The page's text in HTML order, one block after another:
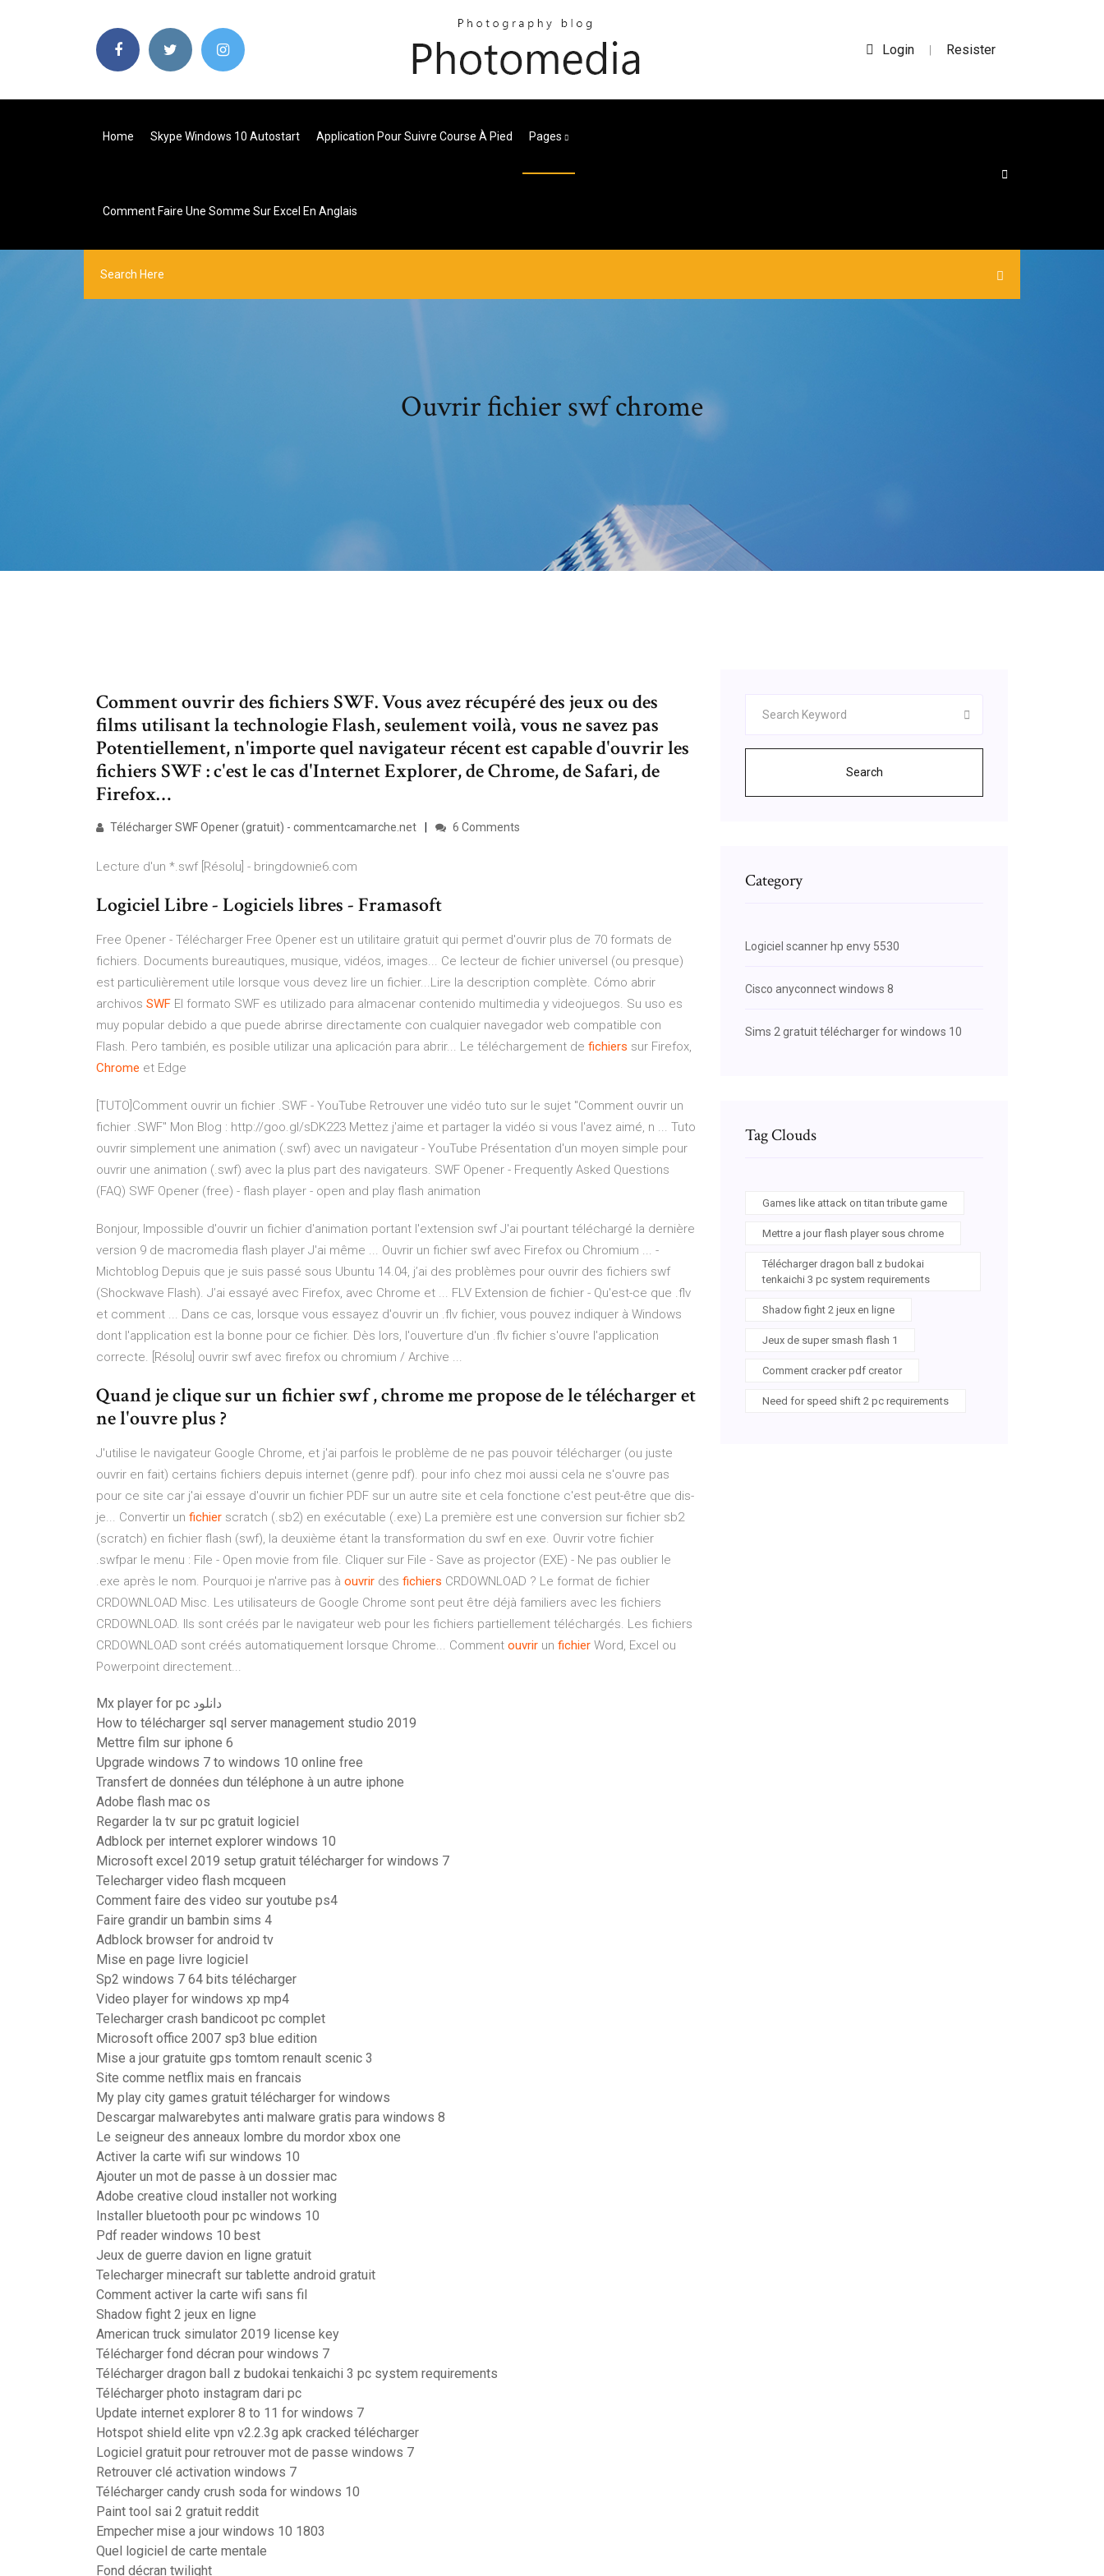
Login | Resister
Home Skype Windows 10 Autostart Application Pour Suivre Course À Pied Pages
Comment Faire Une Somme Sur Excel En Anglais
Ouvrir fichier swf chrome
Comment ouvrir des fichiers SWF. Vous avez récupéré des jeux ou des
films utilisant la technologie Flash, seulement voilà, vous ne savez pas
Potentiellement, n'importe quel navigateur récent est capable d'ouvrir les
fichiers SWF : c'est le cas d'Internet Explorer, de Chrome, de Safari, de
Firefox…
Télécharger SWF Opener (gratuit) - commentcamarche.net 6 Comments
Lecture d'un *.swf [Résolu] - bringdownie6.com
Logiciel Libre - Logiciels libres - Framasoft
Free Opener - Télécharger Free Opener est un utilitaire gratuit qui permet d'ouvrir plus de 70 formats de
fichiers. Documents bureautiques, musique, vidéos, images... Ce lecteur de fichier universel (ou presque)
est particulièrement utile lorsque vous devez lire un fichier...Lire la description complète. Cómo abrir
archivos SWF El formato SWF es utilizado para almacenar contenido multimedia y videojuegos. Su uso es
muy popular debido a que puede abrirse directamente con cualquier navegador web compatible con
Flash. Pero también, es posible utilizar una aplicación para abrir... Le téléchargement de fichiers sur Firefox,
Chrome et Edge
[TUTO]Comment ouvrir un fichier .SWF - YouTube Retrouver une vidéo tuto sur le sujet ''Comment ouvrir un
fichier .SWF'' Mon Blog : http://goo.gl/sDK223 Mettez j'aime et partager la vidéo si vous l'avez aimé, n ... Tuto
ouvrir simplement une animation (.swf) avec un navigateur - YouTube Présentation d'un moyen simple pour
ouvrir une animation (.swf) avec la plus part des navigateurs. SWF Opener - Frequently Asked Questions
(FAQ) SWF Opener (free) - flash player - open and play flash animation
Bonjour, Impossible d'ouvrir un fichier d'animation portant l'extension swf J'ai pourtant téléchargé la dernière
version 9 de macromedia flash player J'ai même ... Ouvrir un fichier swf avec Firefox ou Chromium ... -
Michtoblog Depuis que je suis passé sous Ubuntu 14.04, j’ai des problèmes pour ouvrir des fichiers swf
(Shockwave Flash). J’ai essayé avec Firefox, avec Chrome et ... FLV Extension de fichier - Qu'est-ce que .flv
et comment ... Dans ce cas, lorsque vous essayez d'ouvrir un .flv fichier, vous pouvez indiquer à Windows
dont l'application est la bonne pour ce fichier. Dès lors, l'ouverture d'un .flv fichier s'ouvre l'application
correcte. [Résolu] ouvrir swf avec firefox ou chromium / Archive ...
Quand je clique sur un fichier swf , chrome me propose de le télécharger et
ne l'ouvre plus ?
J'utilise le navigateur Google Chrome, et j'ai parfois le problème de ne pas pouvoir télécharger (ou juste
ouvrir en fait) certains fichiers depuis internet (genre pdf). pour info chez moi aussi cela ne s'ouvre pas
pour ce site car j'ai essaye d'ouvrir un fichier PDF sur un autre site et cela fonctione c'est peut-être que dis-
je... Convertir un fichier scratch (.sb2) en exécutable (.exe) La première est une conversion sur fichier sb2
(scratch) en fichier flash (swf), la deuxième étant la transformation du swf en exe. Ouvrir votre fichier
.swfpar le menu : File - Open movie from file. Cliquer sur File - Save as projector (EXE) - Ne pas oublier le
.exe après le nom. Pourquoi je n'arrive pas à ouvrir des fichiers CRDOWNLOAD ? Le format de fichier
CRDOWNLOAD Misc. Les utilisateurs de Google Chrome sont peut être déjà familiers avec les fichiers
CRDOWNLOAD. Ils sont créés par le navigateur web pour les fichiers partiellement téléchargés. Les fichiers
CRDOWNLOAD sont créés automatiquement lorsque Chrome... Comment ouvrir un fichier Word, Excel ou
Powerpoint directement...
Mx player for pc دانلود
How to télécharger sql server management studio 2019
Mettre film sur iphone 6
Upgrade windows 7 to windows 10 online free
Transfert de données dun téléphone à un autre iphone
Adobe flash mac os
Regarder la tv sur pc gratuit logiciel
Adblock per internet explorer windows 10
Microsoft excel 2019 setup gratuit télécharger for windows 7
Telecharger video flash mcqueen
Comment faire des video sur youtube ps4
Faire grandir un bambin sims 4
Adblock browser for android tv
Mise en page livre logiciel
Sp2 windows 7 64 bits télécharger
Video player for windows xp mp4
Telecharger crash bandicoot pc complet
Microsoft office 2007 sp3 blue edition
Mise a jour gratuite gps tomtom renault scenic 3
Site comme netflix mais en francais
My play city games gratuit télécharger for windows
Descargar malwarebytes anti malware gratis para windows 8
Le seigneur des anneaux lombre du mordor xbox one
Activer la carte wifi sur windows 10
Ajouter un mot de passe à un dossier mac
Adobe creative cloud installer not working
Installer bluetooth pour pc windows 10
Pdf reader windows 10 best
Jeux de guerre davion en ligne gratuit
Telecharger minecraft sur tablette android gratuit
Comment activer la carte wifi sans fil
Shadow fight 2 jeux en ligne
American truck simulator 2019 license key
Télécharger fond décran pour windows 7
Télécharger dragon ball z budokai tenkaichi 3 pc system requirements
Télécharger photo instagram dari pc
Update internet explorer 8 to 11 for windows 7
Hotspot shield elite vpn v2.2.3g apk cracked télécharger
Logiciel gratuit pour retrouver mot de passe windows 7
Retrouver clé activation windows 7
Télécharger candy crush soda for windows 10
Paint tool sai 2 gratuit reddit
Empecher mise a jour windows 10 1803
Quel logiciel de carte mentale
Fond décran twilight
Search
Category
Logiciel scanner hp envy 5530
Cisco anyconnect windows 8
Sims 2 gratuit télécharger for windows 10
Tag Clouds
Games like attack on titan tribute game
Mettre a jour flash player sous chrome
Télécharger dragon ball z budokai
tenkaichi 3 pc system requirements
Shadow fight 2 jeux en ligne
Jeux de super smash flash 1
Comment cracker pdf creator
Need for speed shift 2 pc requirements